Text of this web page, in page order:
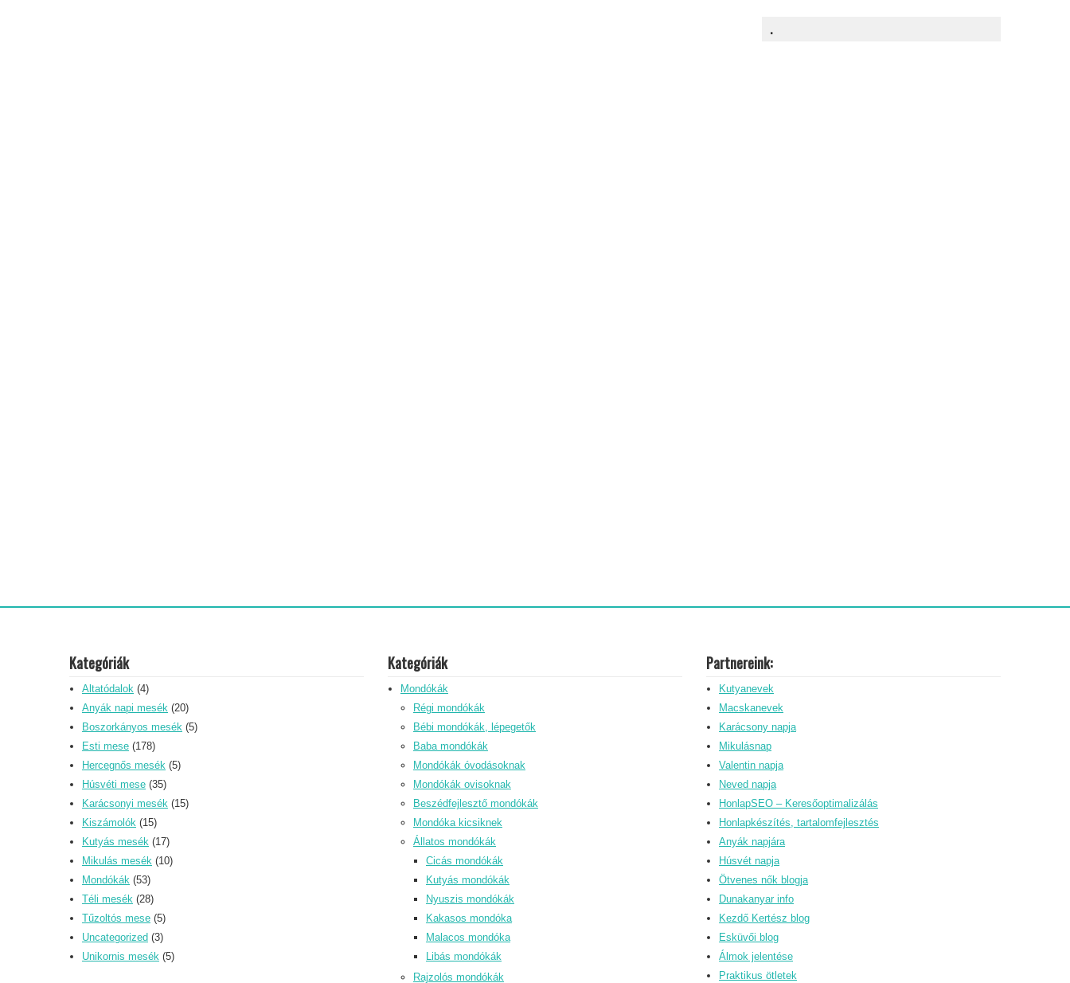
.
Kategóriák
Altatódalok (4)
Anyák napi mesék (20)
Boszorkányos mesék (5)
Esti mese (178)
Hercegnős mesék (5)
Húsvéti mese (35)
Karácsonyi mesék (15)
Kiszámolók (15)
Kutyás mesék (17)
Mikulás mesék (10)
Mondókák (53)
Téli mesék (28)
Tűzoltós mese (5)
Uncategorized (3)
Unikornis mesék (5)
Kategóriák
Mondókák
Régi mondókák
Bébi mondókák, lépegetők
Baba mondókák
Mondókák óvodásoknak
Mondókák ovisoknak
Beszédfejlesztő mondókák
Mondóka kicsiknek
Állatos mondókák
Cicás mondókák
Kutyás mondókák
Nyuszis mondókák
Kakasos mondóka
Malacos mondóka
Libás mondókák
Rajzolós mondókák
Partnereink:
Kutyanevek
Macskanevek
Karácsony napja
Mikulásnap
Valentin napja
Neved napja
HonlapSEO – Keresőoptimalizálás
Honlapkészítés, tartalomfejlesztés
Anyák napjára
Húsvét napja
Ötvenes nők blogja
Dunakanyar info
Kezdő Kertész blog
Esküvői blog
Álmok jelentése
Praktikus ötletek